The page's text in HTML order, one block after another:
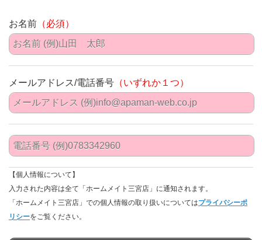
お名前 （必須）
メールアドレス/電話番号 （いずれか１つ）
【個人情報について】
入力された内容は全て「ホームメイト三宮店」に通知されます。
「ホームメイト三宮店」での個人情報の取り扱いについてはプライバシーポ
リシーをご覧ください。